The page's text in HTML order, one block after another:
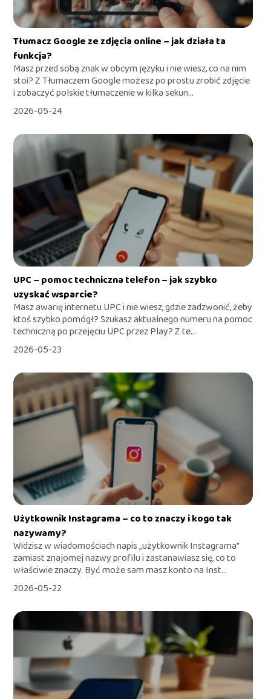
Tłumacz Google ze zdjęcia online – jak działa ta
funkcja?
Masz przed sobą znak w obcym języku i nie wiesz, co na nim
stoi? Z Tłumaczem Google możesz po prostu zrobić zdjęcie
i zobaczyć polskie tłumaczenie w kilka sekun...
2026-05-24
UPC – pomoc techniczna telefon – jak szybko
uzyskać wsparcie?
Masz awarię internetu UPC i nie wiesz, gdzie zadzwonić, żeby
ktoś szybko pomógł? Szukasz aktualnego numeru na pomoc
techniczną po przejęciu UPC przez Play? Z te...
2026-05-23
Użytkownik Instagrama – co to znaczy i kogo tak
nazywamy?
Widzisz w wiadomościach napis „użytkownik Instagrama”
zamiast znajomej nazwy profilu i zastanawiasz się, co to
właściwie znaczy. Być może sam masz konto na Inst...
2026-05-22